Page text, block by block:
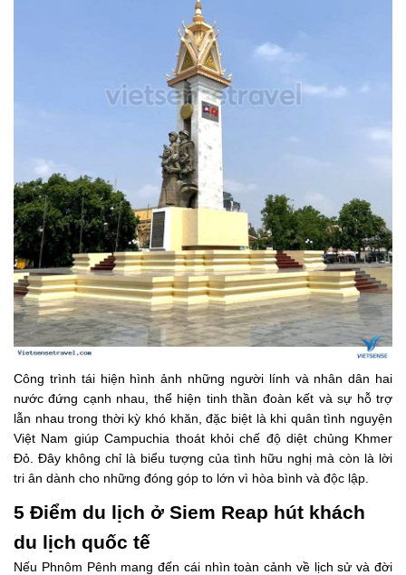
Công trình tái hiện hình ảnh những người lính và nhân dân hai
nước đứng cạnh nhau, thể hiện tinh thần đoàn kết và sự hỗ trợ
lẫn nhau trong thời kỳ khó khăn, đặc biệt là khi quân tình nguyện
Việt Nam giúp Campuchia thoát khỏi chế độ diệt chủng Khmer
Đỏ. Đây không chỉ là biểu tượng của tình hữu nghị mà còn là lời
tri ân dành cho những đóng góp to lớn vì hòa bình và độc lập.
5 Điểm du lịch ở Siem Reap hút khách
du lịch quốc tế
Nếu Phnôm Pênh mang đến cái nhìn toàn cảnh về lịch sử và đời